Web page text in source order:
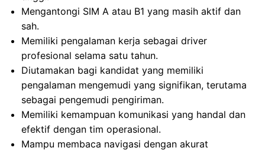
Mengantongi SIM A atau B1 yang masih aktif dan
sah.
Memiliki pengalaman kerja sebagai driver
profesional selama satu tahun.
Diutamakan bagi kandidat yang memiliki
pengalaman mengemudi yang signifikan, terutama
sebagai pengemudi pengiriman.
Memiliki kemampuan komunikasi yang handal dan
efektif dengan tim operasional.
Mampu membaca navigasi dengan akurat